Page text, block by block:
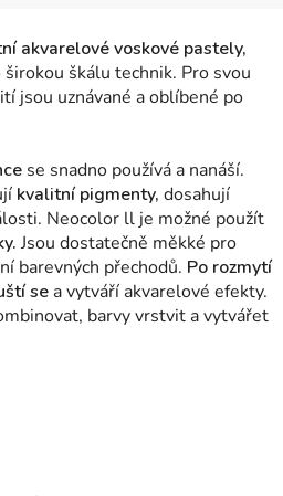
akvarelové voskové pastely,
škálu technik. Pro svou
jsou uznávané a oblíbené po
se snadno používá a nanáší.
kvalitní pigmenty, dosahují
Neocolor ll je možné použít
Jsou dostatečně měkké pro
barevných přechodů. Po rozmytí
se a vytváří akvarelové efekty.
barvy vrstvit a vytvářet